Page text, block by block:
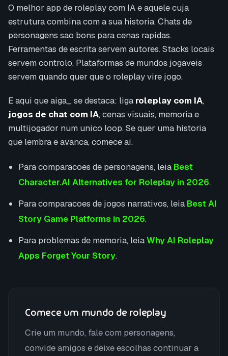
O melhor app de roleplay com IA e aquele cuja
estrutura combina com a sua historia. Chats de
personagens sao bons para cenas rapidas.
Ferramentas de escrita servem autores. Stacks locais
servem controlo. Plataformas de mundos jogaveis
servem quando quer que o roleplay vire jogo.
E aqui que aiga_ se destaca: liga roleplay com IA,
jogos de chat com IA, cenas visuais, memoria e
multijogador num unico loop. Se quer uma historia
que lembra e avanca, comece ai.
Para comparacoes de personagens, leia Best
Character.AI Alternatives for Roleplay in 2026.
Para comparacoes de jogos narrativos, leia Best AI
Story Game Platforms in 2026.
Para problemas de memoria, leiaWhy AI Roleplay
Apps Forget Your Story.
Comece um mundo de roleplay
Crie um mundo, fale com personagens,
convide amigos e deixe escolhas continuar a